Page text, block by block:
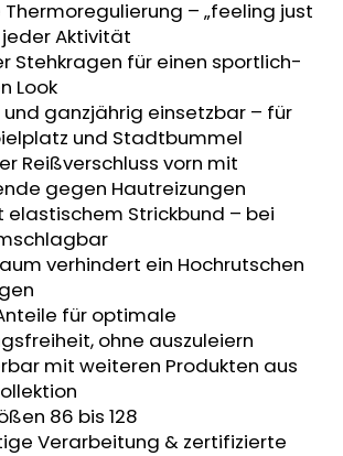
Thermoregulierung – „feeling just
jeder Aktivität
Stehkragen für einen sportlich-
Look
ganzjährig einsetzbar – für
und Stadtbummel
Reißverschluss vorn mit
gegen Hautreizungen
elastischem Strickbund – bei
verhindert ein Hochrutschen
für optimale
ohne auszuleiern
mit weiteren Produkten aus
86 bis 128
Verarbeitung & zertifizierte